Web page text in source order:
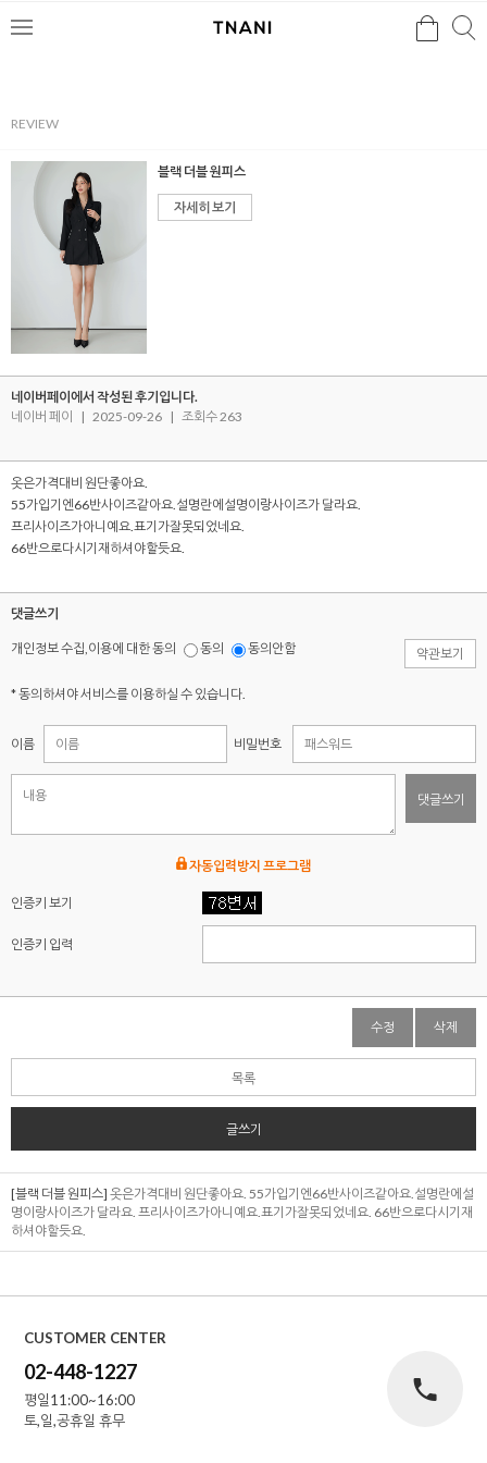
메
검색
REVIEW
블랙 더블 원피스
자세히 보기
네이버페이에서 작성된 후기입니다.
네이버 페이
| 2025-09-26 | 조회수 263
옷은가격대비 원단좋아요.
55가입기엔66반사이즈같아요.설명란에설명이랑사이즈가 달라요.
프리사이즈가아니예요.표기가잘못되었네요.
66반으로다시기재하셔야할듯요.
댓글쓰기
개인정보 수집,이용에 대한 동의 동의 동의안함 약관보기
* 동의하셔야 서비스를 이용하실 수 있습니다.
이름 비밀번호
댓글쓰기
자동입력방지 프로그램
인증키 보기
인증키 입력
수정 삭제
목록
글쓰기
[블랙 더블 원피스] 옷은가격대비 원단좋아요. 55가입기엔66반사이즈같아요.설명란에설
명이랑사이즈가 달라요. 프리사이즈가아니예요.표기가잘못되었네요. 66반으로다시기재
하셔야할듯요.
CUSTOMER CENTER
02-448-1227
평일11:00~16:00
토,일,공휴일 휴무